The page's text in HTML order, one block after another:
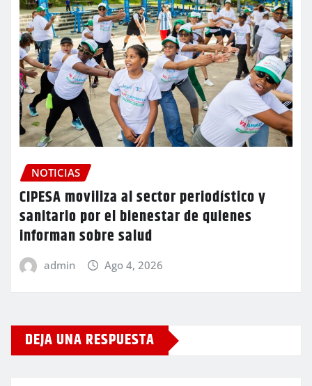
NOTICIAS
CIPESA moviliza al sector periodístico y
sanitario por el bienestar de quienes
informan sobre salud
admin Ago 4, 2026
DEJA UNA RESPUESTA